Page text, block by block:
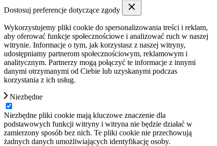
Dostosuj preferencje dotyczące zgody
Wykorzystujemy pliki cookie do spersonalizowania treści i reklam,
aby oferować funkcje społecznościowe i analizować ruch w naszej
witrynie. Informacje o tym, jak korzystasz z naszej witryny,
udostępniamy partnerom społecznościowym, reklamowym i
analitycznym. Partnerzy mogą połączyć te informacje z innymi
danymi otrzymanymi od Ciebie lub uzyskanymi podczas
korzystania z ich usług.
Niezbędne
Niezbędne pliki cookie mają kluczowe znaczenie dla
podstawowych funkcji witryny i witryna nie będzie działać w
zamierzony sposób bez nich. Te pliki cookie nie przechowują
żadnych danych umożliwiających identyfikację osoby.